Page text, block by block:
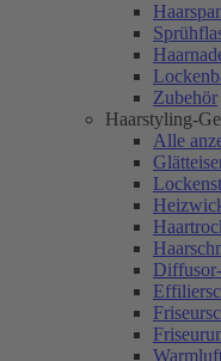
Zubehör
Haarstyling-
Alle